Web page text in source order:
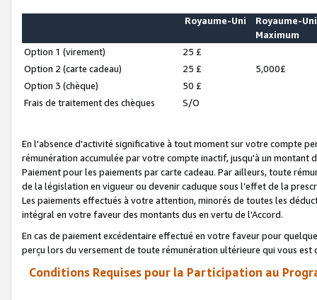
Royaume-Uni
Royaume-Uni
Maximum
Option 1 (virement)
25 £
Option 2 (carte cadeau)
25 £
5,000£
Option 3 (chèque)
50 £
Frais de traitement des chèques
S/O
En l'absence d'activité significative à tout moment sur votre compte
rémunération accumulée par votre compte inactif, jusqu'à un montant
Paiement pour les paiements par carte cadeau. Par ailleurs, toute
de la législation en vigueur ou devenir caduque sous l’effet de la
Les paiements effectués à votre attention, minorés de toutes les
intégral en votre faveur des montants dus en vertu de l'Accord.
En cas de paiement excédentaire effectué en votre faveur pour
perçu lors du versement de toute rémunération ultérieure qui vous est
Conditions Requises pour la Participation au